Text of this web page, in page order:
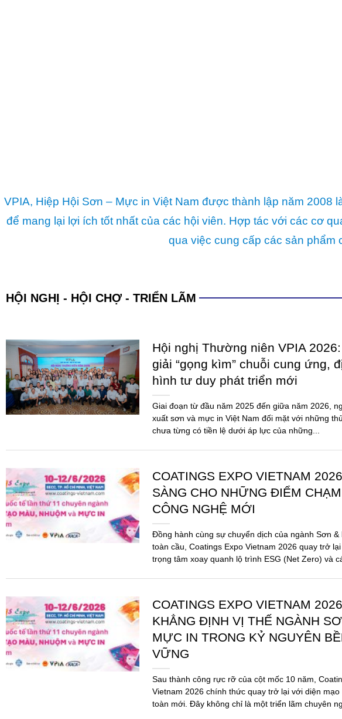
VPIA, Hiệp Hội Sơn – Mực in Việt Nam được thành lập năm
để mang lại lợi ích tốt nhất của các hội viên. Hợp tác với các cơ
qua việc cung cấp các sản
HỘI NGHỊ - HỘI CHỢ - TRIỂN LÃM
Hội nghị Thường niên VPIA
giải “gọng kìm” chuỗi cung ứng,
hình tư duy phát triển mới
Giai đoạn từ đầu năm 2025 đến giữa năm 2026,
xuất sơn và mực in Việt Nam đối mặt với những
chưa từng có tiền lệ dưới áp lực của những...
COATINGS EXPO VIETNAM
SÀNG CHO NHỮNG ĐIỂM CHẠM
CÔNG NGHỆ MỚI
Đồng hành cùng sự chuyển dịch của ngành Sơn &
toàn cầu, Coatings Expo Vietnam 2026 quay trở
trọng tâm xoay quanh lộ trình ESG (Net Zero) và
COATINGS EXPO VIETNAM
KHẲNG ĐỊNH VỊ THẾ NGÀNH
MỰC IN TRONG KỶ NGUYÊN
VỮNG
Sau thành công rực rỡ của cột mốc 10 năm,
Vietnam 2026 chính thức quay trở lại với diện mạo
toàn mới. Đây không chỉ là một triển lãm chuyên